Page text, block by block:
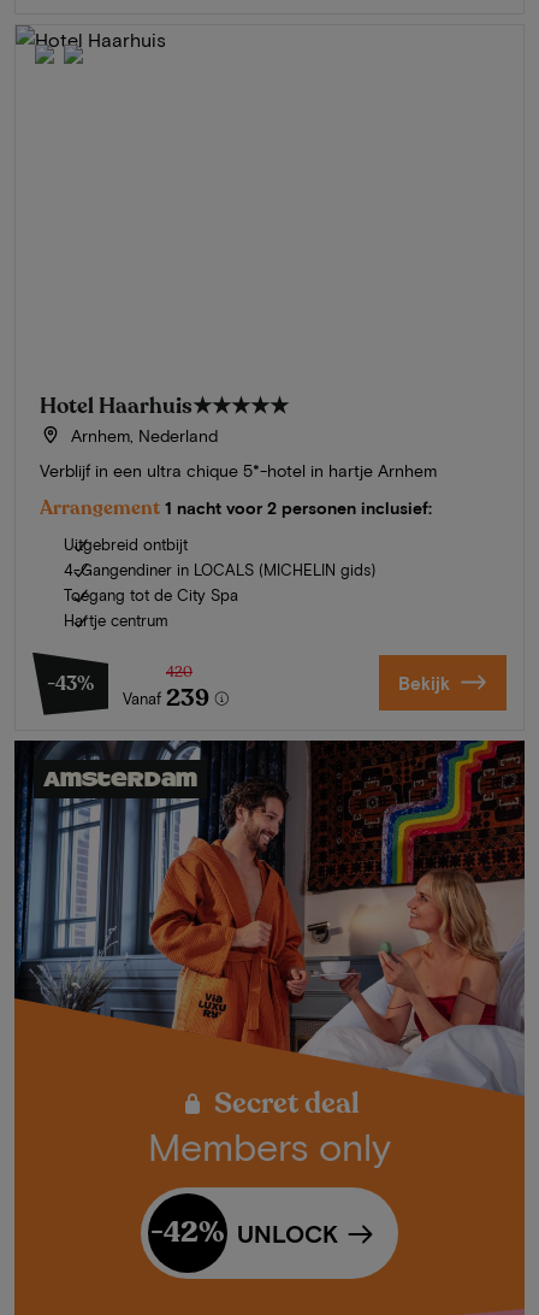
Hotel Haarhuis★★★★★
Arnhem, Nederland
Verblijf in een ultra chique 5*-hotel in hartje Arnhem
Arrangement 1 nacht voor 2 personen inclusief:
Uitgebreid ontbijt
4-Gangendiner in LOCALS (MICHELIN gids)
Toegang tot de City Spa
Hartje centrum
-43%
Vanaf
420
239 Bekijk
Amsterdam
Secret deal
Members only
UNLOCK
-42%